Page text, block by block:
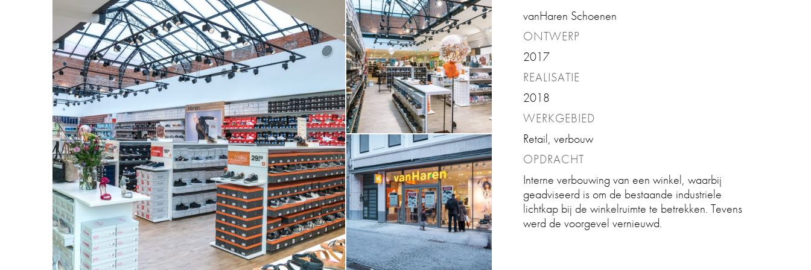
vanHaren Schoenen
ONTWERP
2017
REALISATIE
2018
WERKGEBIED
Retail, verbouw
OPDRACHT
Interne verbouwing van een winkel, waarbij
geadviseerd is om de bestaande industriele
lichtkap bij de winkelruimte te betrekken. Tevens
werd de voorgevel vernieuwd.